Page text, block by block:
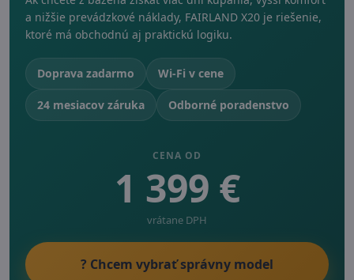
a nižšie prevádzkové náklady, FAIRLAND X20 je riešenie,
ktoré má obchodnú aj praktickú logiku.
Doprava zadarmo Wi-Fi v cene
24 mesiacov záruka Odborné poradenstvo
CENA OD
1 399 €
vrátane DPH
? Chcem vybrať správny model